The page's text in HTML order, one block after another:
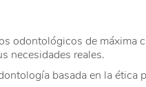
odontológicos de máxima
necesidades reales.
basada en la